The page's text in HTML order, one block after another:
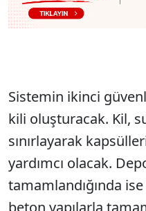
Sistemin ikinci
kili oluşturacak. Kil,
sınırlayarak
yardımcı olacak.
tamamlandığında